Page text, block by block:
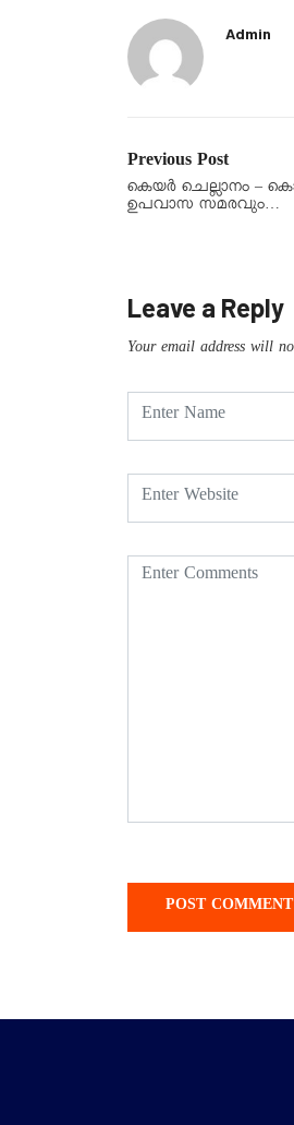
Admin
Previous Post
കെയര്‍ ചെല്ലാനം –
ഉപവാസ സമരവും…
Leave a Reply
Your email address will